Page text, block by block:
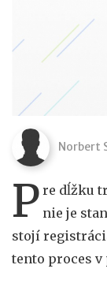
Norbert
P re dĺžku
nie je
stojí
tento proces v